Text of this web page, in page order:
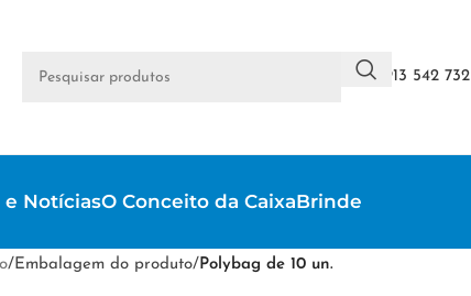
+351 913 542 732
e NotíciasO Conceito da CaixaBrinde
/ Embalagem do produto/ Polybag de 10 un.